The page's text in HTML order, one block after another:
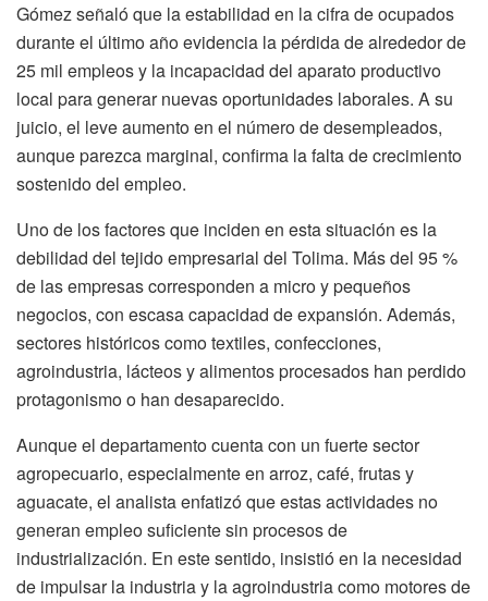
Gómez señaló que la estabilidad en la cifra de ocupados
durante el último año evidencia la pérdida de alrededor de
25 mil empleos y la incapacidad del aparato productivo
local para generar nuevas oportunidades laborales. A su
juicio, el leve aumento en el número de desempleados,
aunque parezca marginal, confirma la falta de crecimiento
sostenido del empleo.
Uno de los factores que inciden en esta situación es la
debilidad del tejido empresarial del Tolima. Más del 95 %
de las empresas corresponden a micro y pequeños
negocios, con escasa capacidad de expansión. Además,
sectores históricos como textiles, confecciones,
agroindustria, lácteos y alimentos procesados han perdido
protagonismo o han desaparecido.
Aunque el departamento cuenta con un fuerte sector
agropecuario, especialmente en arroz, café, frutas y
aguacate, el analista enfatizó que estas actividades no
generan empleo suficiente sin procesos de
industrialización. En este sentido, insistió en la necesidad
de impulsar la industria y la agroindustria como motores de